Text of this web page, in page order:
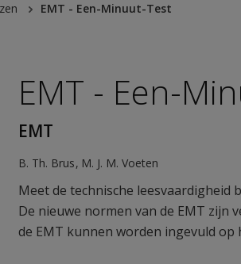
EMT - Een-Minuut-Test
modal/new tab/new window"
EMT - Een-
EMT
B. Th. Brus M. J. M. Voeten
Meet de technische leesvaardigheid
De nieuwe normen van de EMT zijn
de EMT kunnen worden ingevuld op